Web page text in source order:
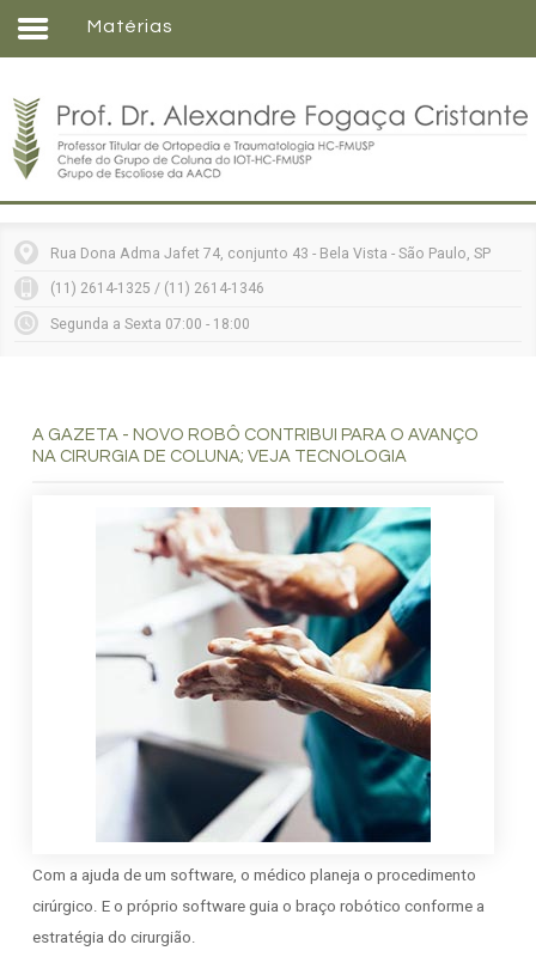
Home
Entenda sua doença
Tratamentos
Vídeos
Consultórios
Matérias
Rua Dona Adma Jafet 74, conjunto 43 - Bela Vista - São Paulo, SP
(11) 2614-1325 / (11) 2614-1346
Segunda a Sexta 07:00 - 18:00
A GAZETA - NOVO ROBÔ CONTRIBUI PARA O AVANÇO
NA CIRURGIA DE COLUNA; VEJA TECNOLOGIA
Com a ajuda de um software, o médico planeja o procedimento
cirúrgico. E o próprio software guia o braço robótico conforme a
estratégia do cirurgião.